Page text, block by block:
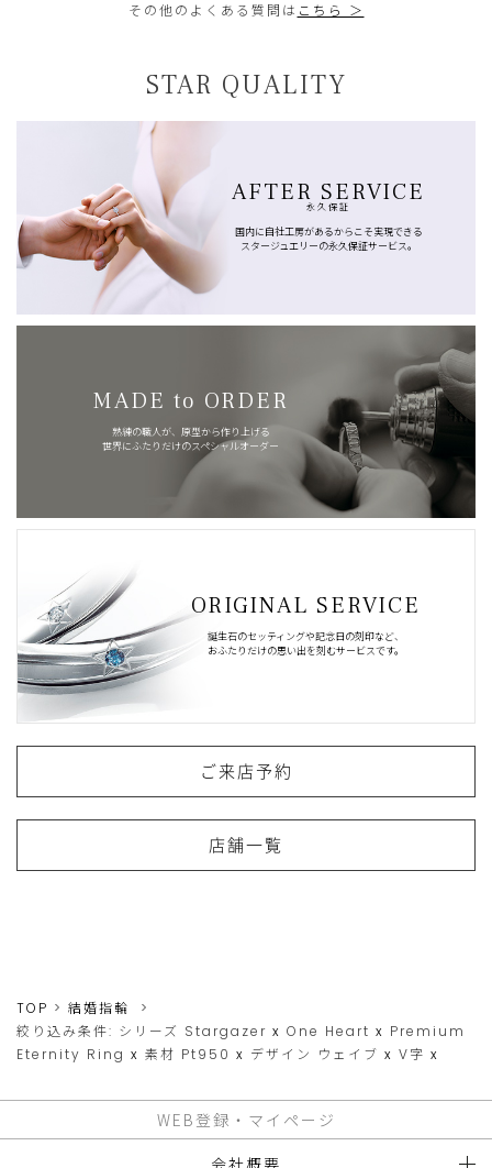
その他のよくある質問は こちら ＞
STAR QUALITY
AFTER SERVICE
永久保証
国内に自社工房があるからこそ実現できる
スタージュエリーの永久保証サービス。
MADE to ORDER
熟練の職人が、原型から作り上げる
世界にふたりだけのスペシャルオーダー
ORIGINAL SERVICE
誕生石のセッティングや記念日の刻印など、
おふたりだけの思い出を刻むサービスです。
ご来店予約
店舗一覧
TOP
結婚指輪
絞り込み条件: シリーズ Stargazer x One Heart x Premium
Eternity Ring x 素材 Pt950 x デザイン ウェイブ x V字 x
WEB登録・マイページ